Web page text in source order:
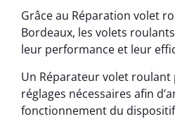
Grâce au Réparation volet
Bordeaux, les volets
leur performance et leur
Un Réparateur volet
réglages nécessaires afin
fonctionnement du